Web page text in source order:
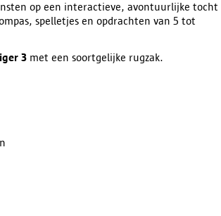
op een interactieve, avontuurlijke tocht
spelletjes en opdrachten van 5 tot
3 met een soortgelijke rugzak.